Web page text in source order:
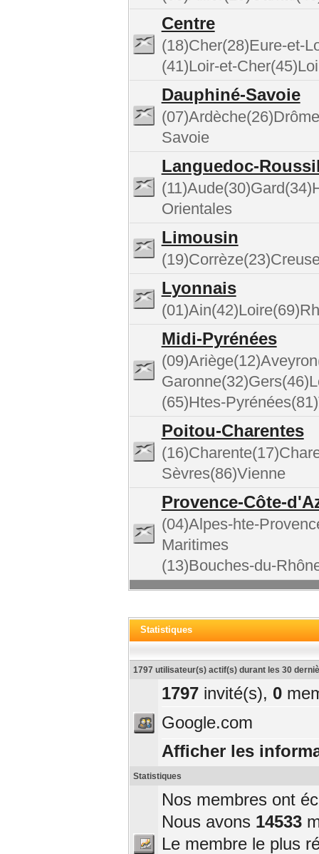
Centre
(18)Cher(28)Eure-et-
(41)Loir-et-
Dauphiné-Savoie
Savoie
Languedoc-
Orientales
Limousin
Lyonnais
Midi-Pyrénées
(65)Htes-
Poitou-Charentes
Sèvres(86)Vienne
Provence-Côte-
(04)Alpes-hte-
Maritimes
(13)Bouches-du-
Statistiques
1797 utilisateur(s) actif(s) durant les 30
1797invité(s), 0
Google.com
Afficher les
Statistiques
Nos membres ont
Nous avons 14533
Le membre le plus